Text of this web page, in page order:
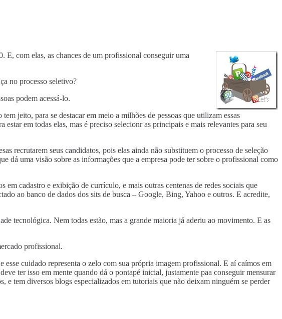
E, com elas, as chances de um profissional conseguir uma
no processo seletivo?
podem acessá-lo.
jeito, para se destacar em meio a milhões de pessoas que utilizam essas
em todas elas, mas é preciso selecionr as principais e mais relevantes para seu
recrutarem seus candidatos, pois elas ainda não substituem o processo de seleção
dá uma visão sobre as informações que a empresa pode ter sobre o profissional como
cadastro e exibição de currículo, e mais outras centenas de redes sociais que
ao banco de dados dos sits de busca – Google, Bing, Yahoo e outros. E acredite,
tecnológica. Nem todas estão, mas a grande maioria já aderiu ao movimento. E as
profissional.
cuidado representa o zelo com sua própria imagem profissional. E aí caímos em
ter isso em mente quando dá o pontapé inicial, justamente paa conseguir mensurar
e tem diversos blogs especializados em tutoriais que não deixam ninguém se perder